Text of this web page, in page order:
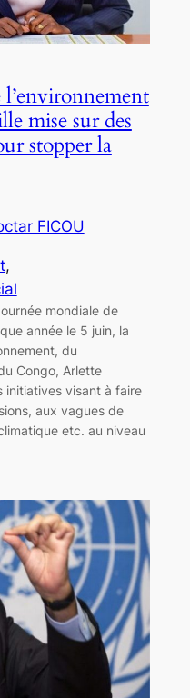
mise sur des
stopper la
FICOU
mondiale de
année le 5 juin, la
du
Congo, Arlette
initiatives visant à faire
aux vagues de
etc. au niveau